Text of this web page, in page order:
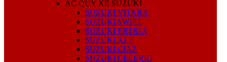
ẮC QUY XE SUZUKI
SUZUKI VITARA
SUZUKI SWIFT
SUZUKI ERTIGA
SUZUKI XL7
SUZUKI CIAZ
SUZUKI CELERIO